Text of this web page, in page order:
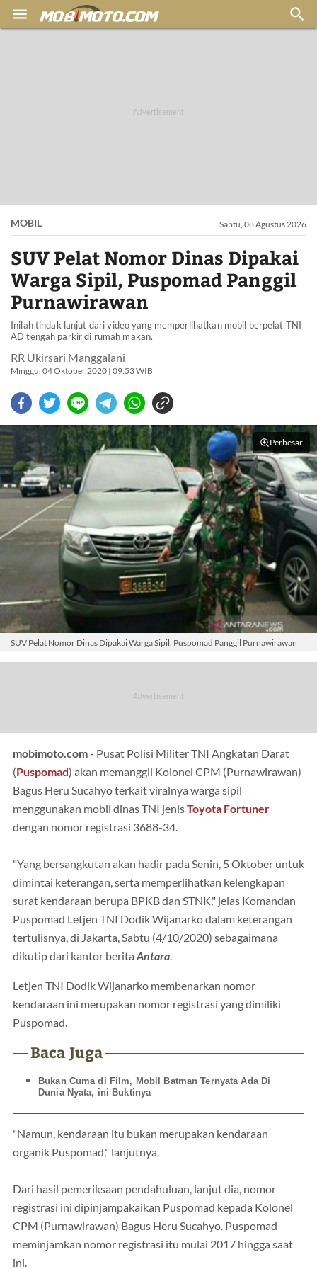
 
MOBIL Sabtu, 08 Agustus 2026
SUV Pelat Nomor Dinas Dipakai
Warga Sipil, Puspomad Panggil
Purnawirawan
Inilah tindak lanjut dari video yang memperlihatkan mobil berpelat TNI
AD tengah parkir di rumah makan.
RR Ukirsari Manggalani
Minggu, 04 Oktober 2020 | 09:53 WIB
Perbesar
SUV Pelat Nomor Dinas Dipakai Warga Sipil, Puspomad Panggil Purnawirawan
mobimoto.com - Pusat Polisi Militer TNI Angkatan Darat
(Puspomad) akan memanggil Kolonel CPM (Purnawirawan)
Bagus Heru Sucahyo terkait viralnya warga sipil
menggunakan mobil dinas TNI jenisToyota Fortuner
dengan nomor registrasi 3688-34.
"Yang bersangkutan akan hadir pada Senin, 5 Oktober untuk
dimintai keterangan, serta memperlihatkan kelengkapan
surat kendaraan berupa BPKB dan STNK," jelas Komandan
Puspomad Letjen TNI Dodik Wijanarko dalam keterangan
tertulisnya, di Jakarta, Sabtu (4/10/2020) sebagaimana
dikutip dari kantor berita Antara.
Letjen TNI Dodik Wijanarko membenarkan nomor
kendaraan ini merupakan nomor registrasi yang dimiliki
Puspomad.
Baca Juga
Bukan Cuma di Film, Mobil Batman Ternyata Ada Di
Dunia Nyata, ini Buktinya
"Namun, kendaraan itu bukan merupakan kendaraan
organik Puspomad," lanjutnya.
Dari hasil pemeriksaan pendahuluan, lanjut dia, nomor
registrasi ini dipinjampakaikan Puspomad kepada Kolonel
CPM (Purnawirawan) Bagus Heru Sucahyo. Puspomad
meminjamkan nomor registrasi itu mulai 2017 hingga saat
ini.